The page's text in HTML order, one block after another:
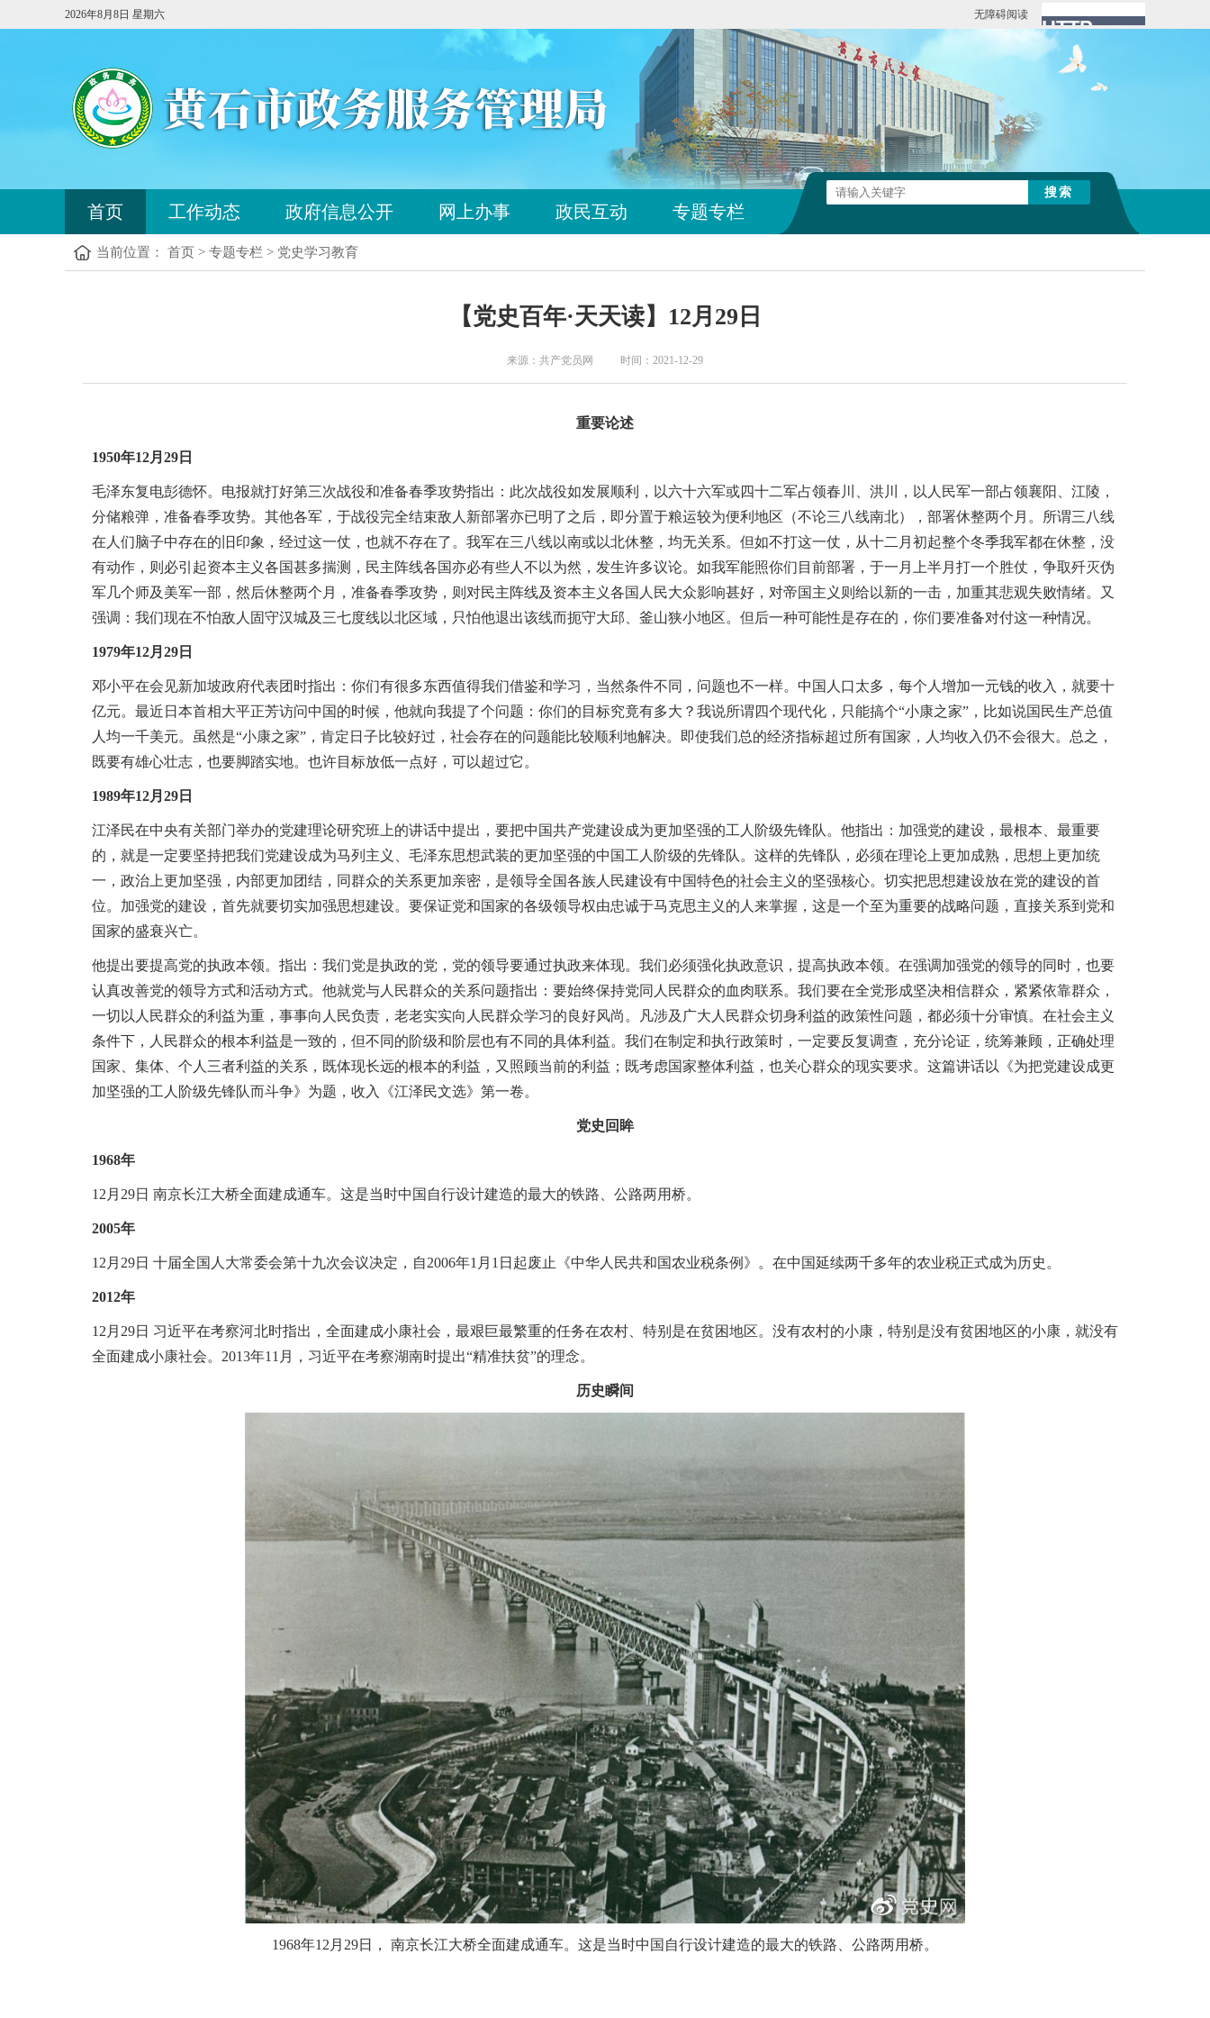
无障碍阅读
2026年8月8日 星期六
进
入
站
接，
首页 工作动态 政府信息公开 网上办事 政民互动 专题专栏
离
站
当前位置： 首页 > 专题专栏 > 党史学习教育
内
区，
接，
片，
【党史百年·天天读】12月29日
来源：共产党员网 时间：2021-12-29
重要论述
1950年12月29日
毛泽东复电彭德怀。 电报就打好第三次战役和准备春季攻势指出：此次战役如发展顺利，以六十六军或四十二军占领春川、洪川，以人民军一部占领襄阳、江陵，
分储粮弹，准备春季攻势。 其他各军，于战役完全结束敌人新部署亦已明了之后，即分置于粮运较为便利地区（不论三八线南北），部署休整两个月 。
所谓三八线
在人们脑子中存在的旧印象，经过这一仗，也就不存在了 。 我军在三八线以南或以北休整，均无关系。 但如不打这一仗，从十二月初起整个冬季我军都在休整，没
有动作，则必引起资本主义各国甚多揣测，民主阵线各国亦必有些人不以为然，发生许多议论。 如我军能照你们目前部署，于一月上半月打一个胜仗，争取歼灭伪
军几个师及美军一部，然后休整两个月，准备春季攻势，则对民主阵线及资本主义各国人民大众影响甚好，对帝国主义则给以新的一击，加重其悲观失败情绪。
又
强调：我们现在不怕敌人固守汉城及三七度线以北区域，只怕他退出该线而扼守大邱、釜山狭小地区。 但后一种可能性是存在的，你们要准备对付这一种情况。
1979年12月29日
邓小平在会见新加坡政府代表团时指出：你们有很多东西值得我们借鉴和学习，当然条件不同，问题也不一样。 中国人口太多，每个人增加一元钱的收入，就要十
亿元。 最近日本首相大平正芳访问中国的时候，他就向我提了个问题：你们的目标究竟有多大 ？ 我说所谓四个现代化，只能搞个“小康之家”，比如说国民生产总值
人均一千美元。 虽然是“小康之家”，肯定日子比较好过，社会存在的问题能比较顺利地解决。 即使我们总的经济指标超过所有国家，人均收入仍不会很大。 总之，
既要有雄心壮志，也要脚踏实地。 也许目标放低一点好，可以超过它 。
1989年12月29日
江泽民在中央有关部门举办的党建理论研究班上的讲话中提出，要把中国共产党建设成为更加坚强的工人阶级先锋队 。 他指出：加强党的建设，最根本、最重要
的，就是一定要坚持把我们党建设成为马列主义、毛泽东思想武装的更加坚强的中国工人阶级的先锋队 。 这样的先锋队，必须在理论上更加成熟，思想上更加统
一，政治上更加坚强，内部更加团结，同群众的关系更加亲密，是领导全国各族人民建设有中国特色的社会主义的坚强核心。 切实把思想建设放在党的建设的首
位。 加强党的建设，首先就要切实加强思想建设。 要保证党和国家的各级领导权由忠诚于马克思主义的人来掌握，这是一个至为重要的战略问题，直接关系到党和
国家的盛衰兴亡。
他提出要提高党的执政本领。 指出：我们党是执政的党，党的领导要通过执政来体现。 我们必须强化执政意识，提高执政本领。 在强调加强党的领导的同时，也要
认真改善党的领导方式和活动方式。 他就党与人民群众的关系问题指出：要始终保持党同人民群众的血肉联系。 我们要在全党形成坚决相信群众，紧紧依靠群众，
一切以人民群众的利益为重，事事向人民负责，老老实实向人民群众学习的良好风尚 。 凡涉及广大人民群众切身利益的政策性问题，都必须十分审慎。 在社会主义
条件下，人民群众的根本利益是一致的，但不同的阶级和阶层也有不同的具体利益。 我们在制定和执行政策时，一定要反复调查，充分论证，统筹兼顾，正确处理
国家、集体、个人三者利益的关系，既体现长远的根本的利益，又照顾当前的利益 ； 既考虑国家整体利益，也关心群众的现实要求。 这篇讲话以《为把党建设成更
加坚强的工人阶级先锋队而斗争》为题，收入《江泽民文选》第一卷。
党史回眸
1968年
12月29日 南京长江大桥全面建成通车。 这是当时中国自行设计建造的最大的铁路、公路两用桥。
2005年
12月29日 十届全国人大常委会第十九次会议决定，自2006年1月1日起废止《中华人民共和国农业税条例》 。 在中国延续两千多年的农业税正式成为历史 。
2012年
12月29日 习近平在考察河北时指出，全面建成小康社会，最艰巨最繁重的任务在农村、特别是在贫困地区。 没有农村的小康，特别是没有贫困地区的小康，就没有
全面建成小康社会。 2013年11月，习近平在考察湖南时提出“精准扶贫”的理念。
历史瞬间
1968年12月29日， 南京长江大桥全面建成通车。 这是当时中国自行设计建造的最大的铁路、公路两用桥。